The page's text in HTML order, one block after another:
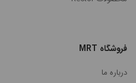
بر
فروشگاه MRT
درباره ما